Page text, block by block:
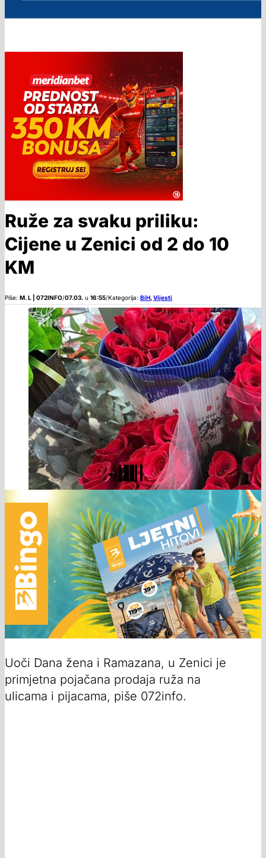
Ruže za svaku priliku:
Cijene u Zenici od 2 do 10
KM
Piše: M. L | 072INFO/07.03. u 16:55/Kategorija: BiH,Vijesti
Uoči Dana žena i Ramazana, u Zenici je
primjetna pojačana prodaja ruža na
ulicama i pijacama, piše 072info.